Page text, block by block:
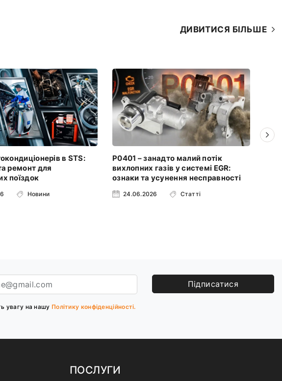
ДИВИТИСЯ БІЛЬШЕ
в STS:
ремонт для
поїздок
Новини
P0401 – занадто малий потік
вихлопних газів у системі EGR:
ознаки та усунення несправності
24.06.2026 Статті
Підписатися
увагу на нашу Політику конфіденційності.
ПОСЛУГИ